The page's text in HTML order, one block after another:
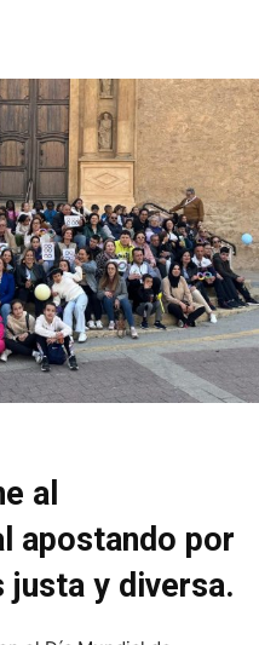
al
apostando por
justa y diversa.